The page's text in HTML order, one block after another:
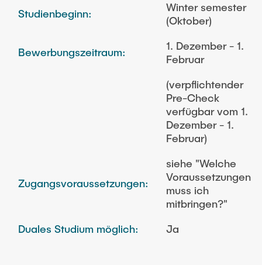
Studienbeginn:
Winter semester
(Oktober)
Bewerbungszeitraum:
1. Dezember - 1.
Februar
(verpflichtender
Pre-Check
verfügbar vom 1.
Dezember - 1.
Februar)
Zugangsvoraussetzungen:
siehe "Welche
Voraussetzungen
muss ich
mitbringen?"
Duales Studium möglich:
Ja